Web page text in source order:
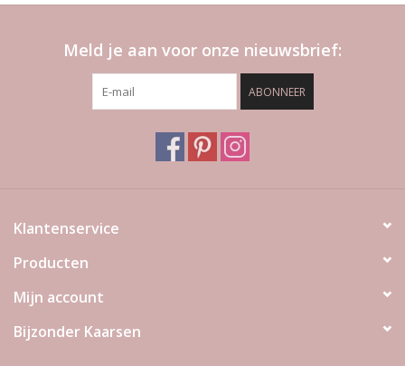
Meld je aan voor onze nieuwsbrief:
ABONNEER
Klantenservice
Producten
Mijn account
Bijzonder Kaarsen